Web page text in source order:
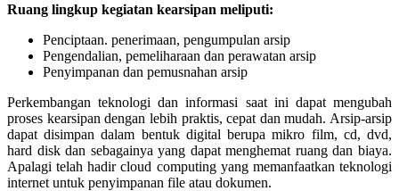
Ruang lingkup kegiatan kearsipan meliputi:
Penciptaan. penerimaan, pengumpulan arsip
Pengendalian, pemeliharaan dan perawatan arsip
Penyimpanan dan pemusnahan arsip
Perkembangan teknologi dan informasi saat ini dapat mengubah
proses kearsipan dengan lebih praktis, cepat dan mudah. Arsip-arsip
dapat disimpan dalam bentuk digital berupa mikro film, cd, dvd,
hard disk dan sebagainya yang dapat menghemat ruang dan biaya.
Apalagi telah hadir cloud computing yang memanfaatkan teknologi
internet untuk penyimpanan file atau dokumen.